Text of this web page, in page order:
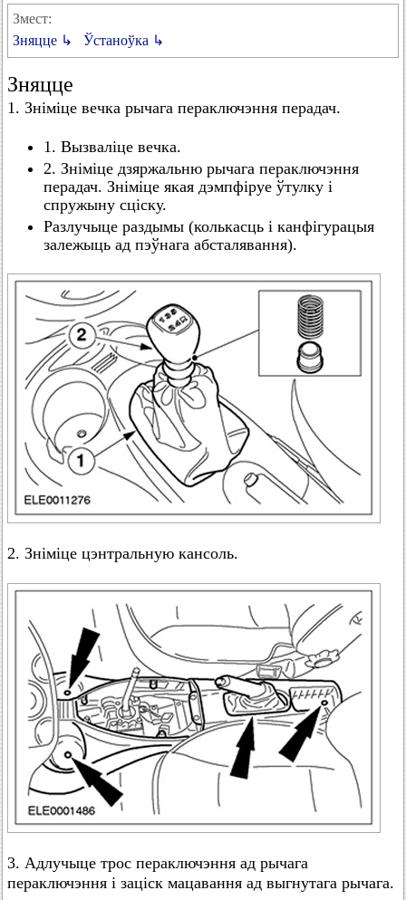
Змест:
Зняцце ↳
Ўстаноўка ↳
Зняцце
1. Зніміце вечка рычага пераключэння перадач.
1. Вызваліце вечка.
2. Зніміце дзяржальню рычага пераключэння
перадач. Зніміце якая дэмпфіруе ўтулку і
спружыну сціску.
Разлучыце раздымы (колькасць і канфігурацыя
залежыць ад пэўнага абсталявання).
2. Зніміце цэнтральную кансоль.
3. Адлучыце трос пераключэння ад рычага
пераключэння і заціск мацавання ад выгнутага рычага.